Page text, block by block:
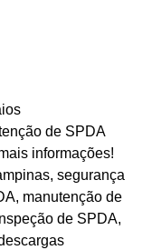
de SPDA
informações!
segurança
manutenção de
de SPDA,